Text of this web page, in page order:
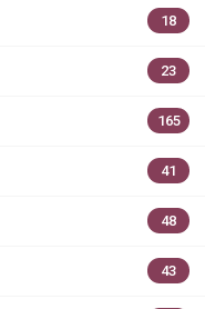
18
23
165
41
48
43